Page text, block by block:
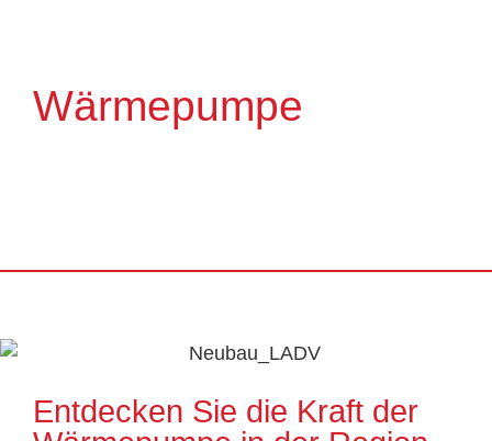
Wärmepumpe
Entdecken Sie die Kraft der